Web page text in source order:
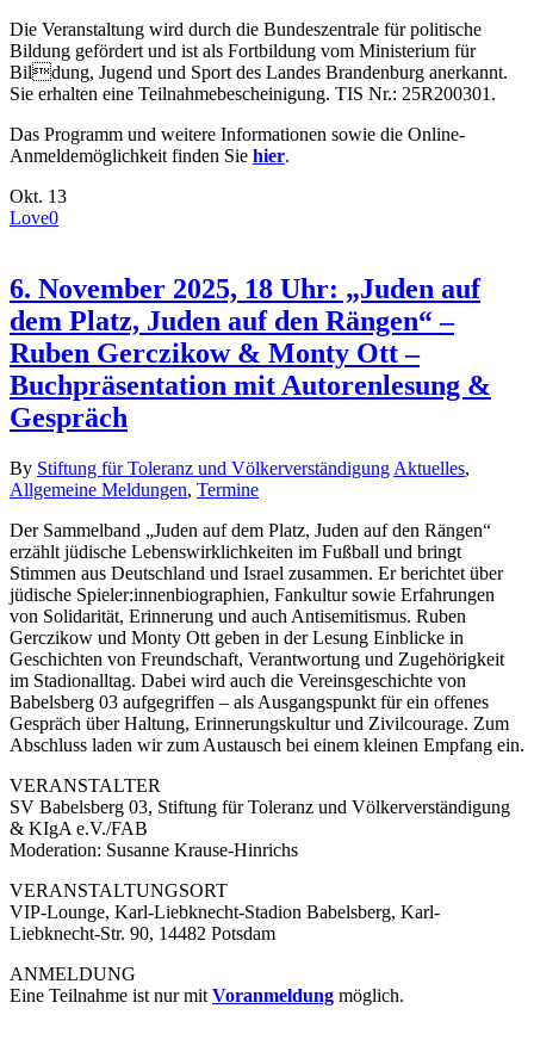
Die Veranstaltung wird durch die Bundeszentrale für politische
Bildung gefördert und ist als Fortbildung vom Ministerium für
Bildung, Jugend und Sport des Landes Brandenburg anerkannt.
Sie erhalten eine Teilnahmebescheinigung. TIS Nr.: 25R200301.
Das Programm und weitere Informationen sowie die Online-
Anmeldemöglichkeit finden Sie hier.
Okt. 13
Love0
6. November 2025, 18 Uhr: „Juden auf
dem Platz, Juden auf den Rängen“ –
Ruben Gerczikow & Monty Ott –
Buchpräsentation mit Autorenlesung &
Gespräch
By Stiftung für Toleranz und Völkerverständigung Aktuelles,
Allgemeine Meldungen, Termine
Der Sammelband „Juden auf dem Platz, Juden auf den Rängen“
erzählt jüdische Lebenswirklichkeiten im Fußball und bringt
Stimmen aus Deutschland und Israel zusammen. Er berichtet über
jüdische Spieler:innenbiographien, Fankultur sowie Erfahrungen
von Solidarität, Erinnerung und auch Antisemitismus. Ruben
Gerczikow und Monty Ott geben in der Lesung Einblicke in
Geschichten von Freundschaft, Verantwortung und Zugehörigkeit
im Stadionalltag. Dabei wird auch die Vereinsgeschichte von
Babelsberg 03 aufgegriffen – als Ausgangspunkt für ein offenes
Gespräch über Haltung, Erinnerungskultur und Zivilcourage. Zum
Abschluss laden wir zum Austausch bei einem kleinen Empfang ein.
VERANSTALTER
SV Babelsberg 03, Stiftung für Toleranz und Völkerverständigung
& KIgA e.V./FAB
Moderation: Susanne Krause-Hinrichs
VERANSTALTUNGSORT
VIP-Lounge, Karl-Liebknecht-Stadion Babelsberg, Karl-
Liebknecht-Str. 90, 14482 Potsdam
ANMELDUNG
Eine Teilnahme ist nur mit Voranmeldung möglich.